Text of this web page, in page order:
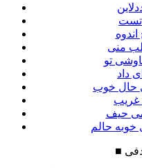
تست
منی
تو
حال خوب
غریب
حیف
خوبه حالم
■